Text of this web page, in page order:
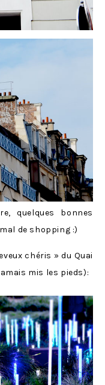
quelques bonnes
de shopping :)
chéris » du Quai
mis les pieds):